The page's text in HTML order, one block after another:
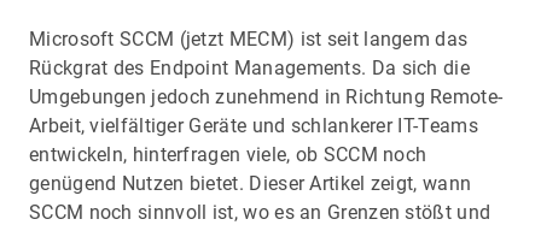
Microsoft SCCM (jetzt MECM) ist seit langem das
Rückgrat des Endpoint Managements. Da sich die
Umgebungen jedoch zunehmend in Richtung Remote-
Arbeit, vielfältiger Geräte und schlankerer IT-Teams
entwickeln, hinterfragen viele, ob SCCM noch
genügend Nutzen bietet. Dieser Artikel zeigt, wann
SCCM noch sinnvoll ist, wo es an Grenzen stößt und